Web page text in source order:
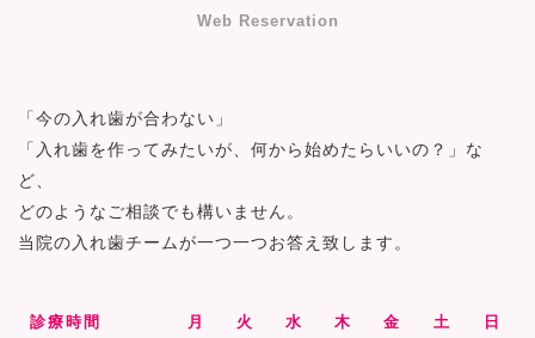
Web Reservation
「今の入れ歯が合わない」
「入れ歯を作ってみたいが、何から始めたらいいの？」な
ど、
どのようなご相談でも構いません。
当院の入れ歯チームが一つ一つお答え致します。
診療時間 月 火 水 木 金 土 日